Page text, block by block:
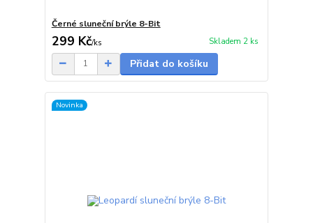
Černé sluneční brýle 8-Bit
299 Kč/ks Skladem 2 ks
Přidat do košíku
Novinka